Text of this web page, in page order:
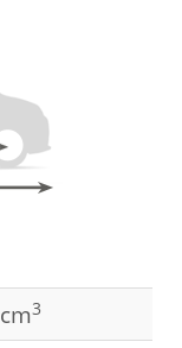
cm3